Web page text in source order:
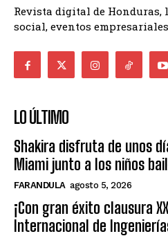
Revista digital de Honduras,
social, eventos
LO ÚLTIMO
Shakira disfruta de unos
Miami junto a los niños
FARANDULA agosto 5, 2026
¡Con gran éxito clausura
Internacional de